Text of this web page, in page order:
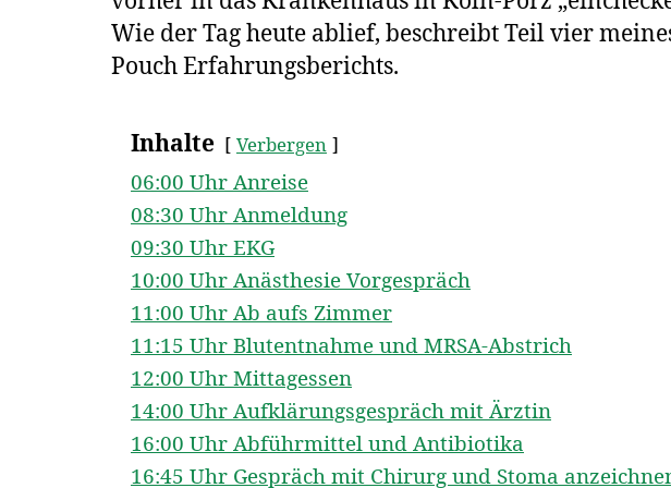
p o
k
Wie der Tag heute ablief, beschreibt Teil vier
Pouch Erfahrungsberichts.
Inhalte Verbergen
06:00 Uhr Anreise
08:30 Uhr Anmeldung
09:30 Uhr EKG
10:00 Uhr Anästhesie Vorgespräch
11:00 Uhr Ab aufs Zimmer
11:15 Uhr Blutentnahme und MRSA-Abstrich
12:00 Uhr Mittagessen
14:00 Uhr Aufklärungsgespräch mit Ärztin
16:00 Uhr Abführmittel und Antibiotika
16:45 Uhr Gespräch mit Chirurg und Stoma